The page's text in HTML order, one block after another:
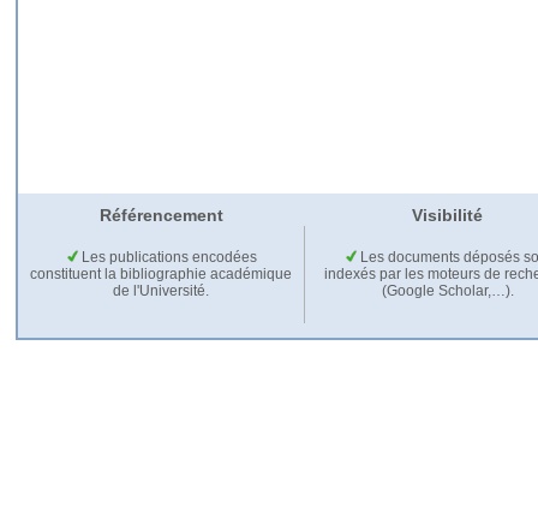
Référencement Visibilité
Les publications encodées
constituent la bibliographie académique
de l'Université.
Les documents déposés
indexés par les moteurs de
(Google Scholar,…).